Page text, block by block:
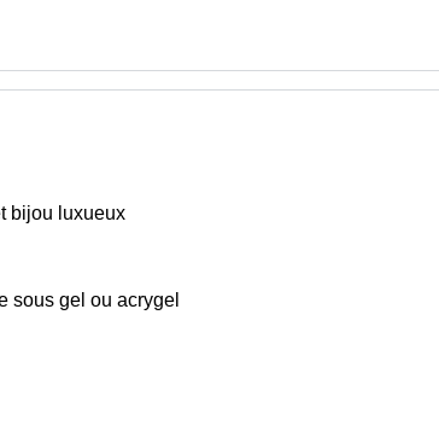
bijou luxueux
sous gel ou acrygel